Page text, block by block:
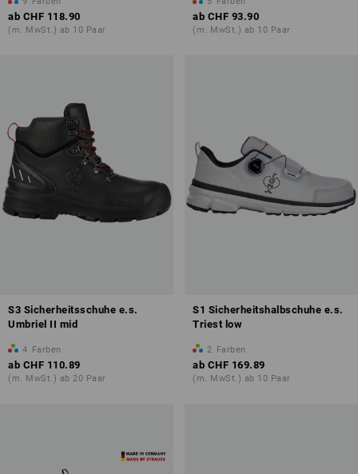
ab CHF 118.90
(m. MwSt.) ab 10 Paar
ab CHF 93.90
(m. MwSt.) ab 10 Paar
S3 Sicherheitsschuhe e.s.
Umbriel II mid
4 Farben
ab CHF 110.89
(m. MwSt.) ab 20 Paar
S1 Sicherheitshalbschuhe e.s.
Triest low
2 Farben
ab CHF 169.89
(m. MwSt.) ab 10 Paar